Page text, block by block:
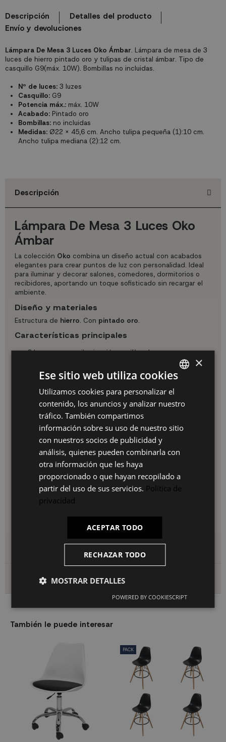
Lámpara De Mesa 3 Luces Oko Ámbar. Lámpara de mesa de 3
luces de hierro pintado oro y tulipas de cristal ámbar. Tipo de
casquillo G9(máx. 10W). Bombillas no incluidas.
Nº de luces:3 luzes
Casquillo:G9
Potencia máx.:máx. 10W
Acabado:Pintado oro
Bombillas:no incluidas
Medidas:Ø22 x 45,6 cm. Ancho tulipa pequeña (1):10 cm.
Ancho tulipa mediana (2):12 cm.
Descripción
Detalles del producto
Envío y devoluciones
Descripción
Lámpara De Mesa 3 Luces Oko
Ámbar
La colección Oko combina un diseño actual con acabados
elegantes para crear puntos de luz con personalidad. Ideal
para iluminar y decorar salones, comedores, dormitorios o
recibidores, aportando un toque sofisticado sin recargar el
ambiente.
Diseño y materiales
Estructura de hierro. Con pintado oro.
Características principales
3 luzes para una iluminación equilibrada.
Potencia máxima recomendada:
máx. 10W
Bombillas no incluidas, para que elijas la temperatura de
color que mejor se adapte a tu estancia.
Medidas y especificaciones
Medidas:Ø22 x 45,6 cm. Ancho tulipa pequeña (1):10
cm. Ancho tulipa mediana (2):12 cm.
Casquillo:G9
Bombillas:no incluidas
Consejos para sacarle partido
Para un resultado más acogedor, combina esta luminaria con
bombillas LED cálidas (2700K–3000K) y ajusta la altura en
función de la mesa o zona a iluminar. En espacios amplios,
capas de iluminación.
Detalles del producto
Envío y devoluciones
También le puede interesar
PACK
SPANISH
ES
PT
×
Ese sitio web utiliza cookies
Utilizamos cookies para personalizar el
contenido, los anuncios y analizar nuestro
tráfico. También compartimos
información sobre su uso de nuestro sitio
con nuestros socios de publicidad y
análisis, quienes pueden combinarla con
otra información que les haya
proporcionado o que hayan recopilado a
partir del uso de sus servicios. Política de
privacidad
ACEPTAR TODO
RECHAZAR TODO
MOSTRAR DETALLES
POWERED BY COOKIESCRIPT